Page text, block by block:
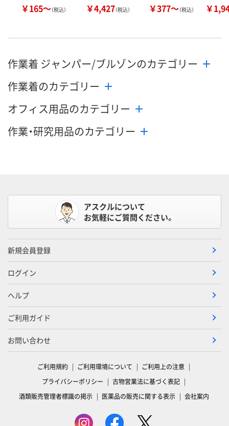
￥165～（税込） ￥4,427（税込） ￥377～（税込） ￥
作業着 ジャンパー/ブルゾンのカテゴリー
作業着のカテゴリー
オフィス用品のカテゴリー
作業・研究用品のカテゴリー
アスクルについて
お気軽にご質問ください。
新規会員登録
ログイン
ヘルプ
ご利用ガイド
お問い合わせ
ご利用規約 ご利用環境について
ご利用上の注意
プライバシーポリシー
古物営業法に基づく表記
酒類販売管理者標識の掲示
医薬品の販売に関する表示 会社案内